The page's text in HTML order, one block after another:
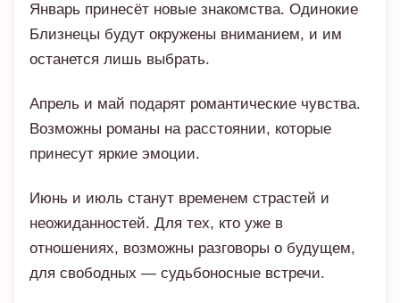
Январь принесёт новые знакомства. Одинокие
Близнецы будут окружены вниманием, и им
останется лишь выбрать.
Апрель и май подарят романтические чувства.
Возможны романы на расстоянии, которые
принесут яркие эмоции.
Июнь и июль станут временем страстей и
неожиданностей. Для тех, кто уже в
отношениях, возможны разговоры о будущем,
для свободных — судьбоносные встречи.